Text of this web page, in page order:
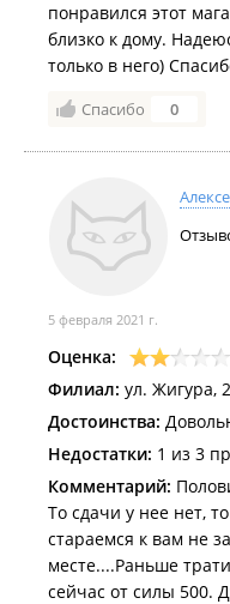
понравился этот
близко к дому.
только в него)
Спасибо 0
5 февраля 2021 г.
Оценка:
Филиал: ул. Жигура,
Достоинства:
Недостатки: 1 из 3
Комментарий:
То сдачи у нее нет,
стараемся к вам не
месте....Раньше
сейчас от силы 500.